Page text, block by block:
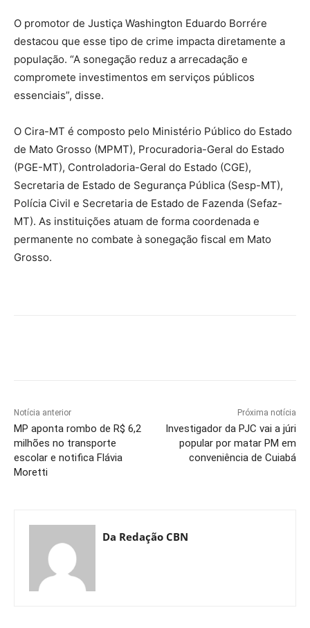
O promotor de Justiça Washington Eduardo Borrére
destacou que esse tipo de crime impacta diretamente a
população. “A sonegação reduz a arrecadação e
compromete investimentos em serviços públicos
essenciais”, disse.
O Cira-MT é composto pelo Ministério Público do Estado
de Mato Grosso (MPMT), Procuradoria-Geral do Estado
(PGE-MT), Controladoria-Geral do Estado (CGE),
Secretaria de Estado de Segurança Pública (Sesp-MT),
Polícia Civil e Secretaria de Estado de Fazenda (Sefaz-
MT). As instituições atuam de forma coordenada e
permanente no combate à sonegação fiscal em Mato
Grosso.
Notícia anterior
MP aponta rombo de R$ 6,2
milhões no transporte
escolar e notifica Flávia
Moretti
Próxima notícia
Investigador da PJC vai a júri
popular por matar PM em
conveniência de Cuiabá
Da Redação CBN